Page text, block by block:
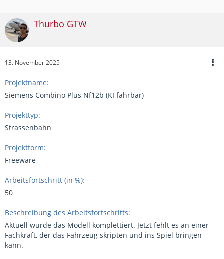
Thurbo GTW
13. November 2025
Projektname:
Siemens Combino Plus Nf12b (KI fahrbar)
Projekttyp:
Strassenbahn
Projektform:
Freeware
Arbeitsfortschritt (in %):
50
Beschreibung des Arbeitsfortschritts:
Aktuell wurde das Modell komplettiert. Jetzt fehlt es an einer
Fachkraft, der das Fahrzeug skripten und ins Spiel bringen
kann.